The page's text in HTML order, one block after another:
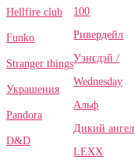
Hellfire club
Funko
Stranger things
Украшения
Pandora
D&D
100
Ривердейл
Уэнсдэй /
Wednesday
Альф
Дикий ангел
LEXX